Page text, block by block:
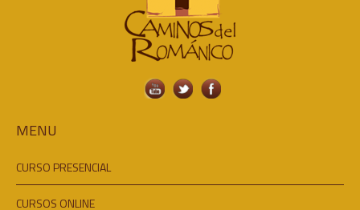
MENU
CURSO PRESENCIAL
CURSOS ONLINE